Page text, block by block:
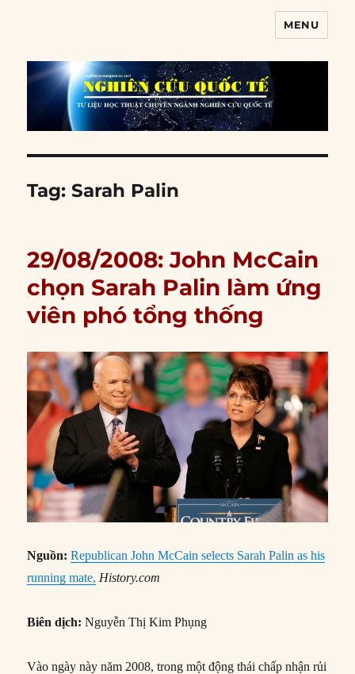
MENU
Tag:Sarah Palin
29/08/2008: John McCain
chọn Sarah Palin làm ứng
viên phó tổng thống
Nguồn:Republican John McCain selects Sarah Palin as his
running mate, History.com
Biên dịch:Nguyễn Thị Kim Phụng
Vào ngày này năm 2008, trong một động thái chấp nhận rủi